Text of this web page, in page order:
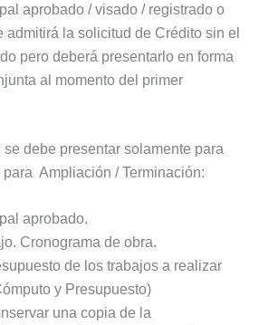
aprobado / visado / registrado o
admitirá la solicitud de Crédito sin el
pero deberá presentarlo en forma
al momento del primer
debe presentar solamente para
Ampliación / Terminación:
aprobado.
Cronograma de obra.
de los trabajos a realizar
y Presupuesto)
una copia de la